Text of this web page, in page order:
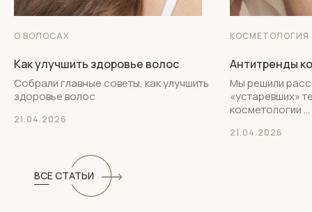
О ВОЛОСАХ
Как улучшить здоровье волос
Собрали главные советы, как улучшить
здоровье волос
21.04.2026
КОСМЕТОЛОГИЯ
Антитренды
Мы решили
«устаревших»
косметологии ...
21.04.2026
ВСЕ СТАТЬИ